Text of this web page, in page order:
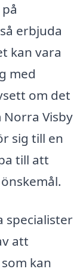
erbjuda
kan vara
med
om det
Visby
sig till en
till att
specialister
att
kan